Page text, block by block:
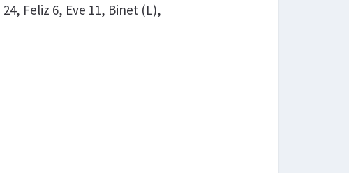
Feliz 6, Eve 11, Binet (L),